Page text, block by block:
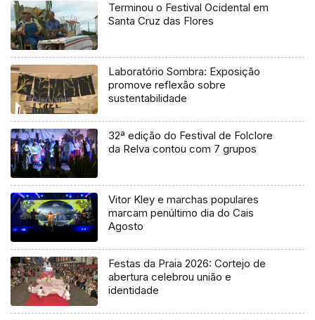
Terminou o Festival Ocidental em
Santa Cruz das Flores
Laboratório Sombra: Exposição
promove reflexão sobre
sustentabilidade
32ª edição do Festival de Folclore
da Relva contou com 7 grupos
Vitor Kley e marchas populares
marcam penúltimo dia do Cais
Agosto
Festas da Praia 2026: Cortejo de
abertura celebrou união e
identidade